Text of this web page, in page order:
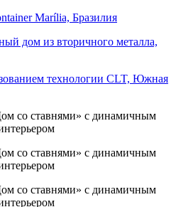
Marília, Бразилия
дом из вторичного металла,
технологии CLT, Южная